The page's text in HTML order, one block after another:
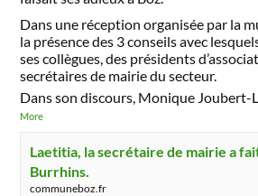
Dans une réception organisée par la
la présence des 3 conseils avec
ses collègues, des présidents
secrétaires de mairie du secteur.
Dans son discours, Monique Joubert-
More
Laetitia, la secrétaire de mairie a
Burrhins.
communeboz.fr